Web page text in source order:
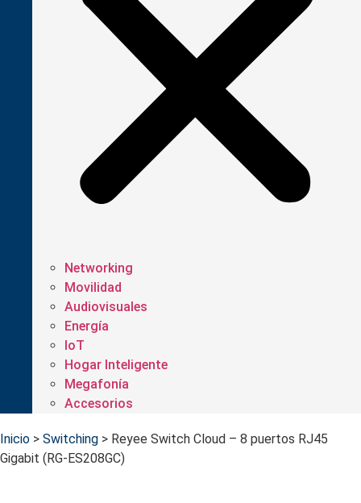
Networking
Movilidad
Audiovisuales
Energía
IoT
Hogar Inteligente
Megafonía
Accesorios
Inicio > Switching > Reyee Switch Cloud – 8 puertos RJ45
Gigabit (RG-ES208GC)